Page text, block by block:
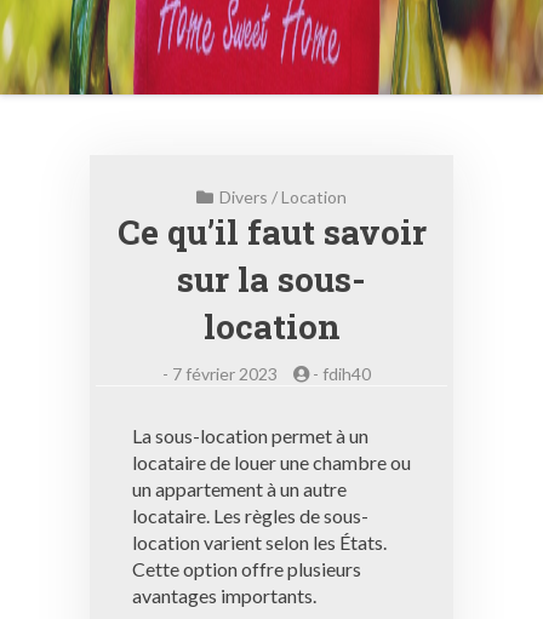
Divers /Location
Ce qu’il faut savoir
sur la sous-
location
- 7 février 2023 - fdih40
La sous-location permet à un
locataire de louer une chambre ou
un appartement à un autre
locataire. Les règles de sous-
location varient selon les États.
Cette option offre plusieurs
avantages importants.